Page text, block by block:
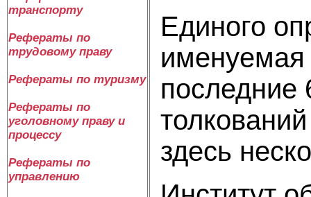
транспорту
Рефераты по
трудовому праву
Рефераты по туризму
Рефераты по
уголовному праву и
процессу
Рефераты по
управлению
Единого
именуемая
последние
здесь